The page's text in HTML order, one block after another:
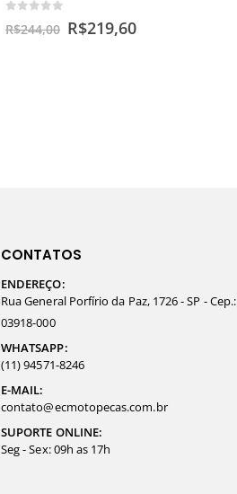
R$244,00 R$219,60
CONTATOS
ENDEREÇO:
Rua General Porfírio da Paz, 1726 - SP - Cep.:
03918-000
WHATSAPP:
(11) 94571-8246
E-MAIL:
contato@ecmotopecas.com.br
SUPORTE ONLINE:
Seg - Sex: 09h as 17h